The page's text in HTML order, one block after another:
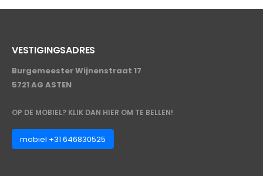
VESTIGINGSADRES
Burgemeester Wijnenstraat 17
5721 AG ASTEN
OP DE MOBIEL? KLIK DAN HIER OM TE BELLEN!
mobiel +31 646830525